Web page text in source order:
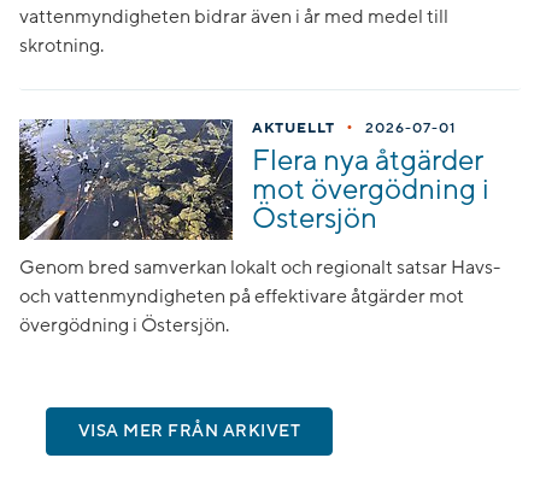
vattenmyndigheten bidrar även i år med medel till
skrotning.
AKTUELLT • 2026-07-01
Flera nya åtgärder
mot övergödning i
Östersjön
Genom bred samverkan lokalt och regionalt satsar Havs-
och vattenmyndigheten på effektivare åtgärder mot
övergödning i Östersjön.
VISA MER FRÅN ARKIVET